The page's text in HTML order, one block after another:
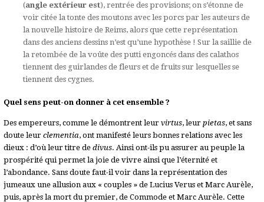
(angle extérieur est), rentrée des provisions; on s’étonne de
voir citée la tonte des moutons avec les porcs par les auteurs de
la nouvelle histoire de Reims, alors que cette représentation
dans des anciens dessins n’est qu’une hypothèse ! Sur la saillie de
la retombée de la voûte des putti engoncés dans des calathos
tiennent des guirlandes de fleurs et de fruits sur lesquelles se
tiennent des cygnes.
Quel sens peut-on donner à cet ensemble ?
Des empereurs, comme le démontrent leurvirtus, leurpietas, et sans
doute leurclementia, ont manifesté leurs bonnes relations avec les
dieux : d’où leur titre dedivus. Ainsi ont-ils pu assurer au peuple la
prospérité qui permet la joie de vivre ainsi que l’éternité et
l’abondance. Sans doute faut-il voir dans la représentation des
jumeaux une allusion aux « couples » de Lucius Verus et Marc Aurèle,
puis, après la mort du premier, de Commode et Marc Aurèle. Cette